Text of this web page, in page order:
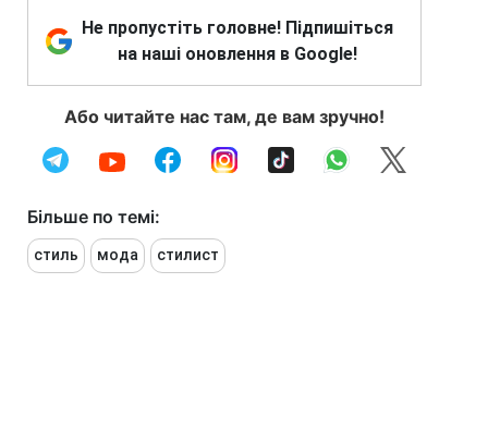
Не пропустіть головне! Підпишіться
на наші оновлення в Google!
Або читайте нас там, де вам зручно!
Більше по темі:
стиль мода стилист